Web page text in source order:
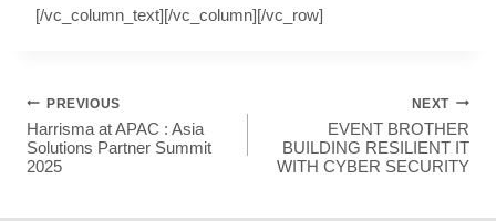
[/vc_column_text][/vc_column][/vc_row]
PREVIOUS
Harrisma at APAC : Asia
Solutions Partner Summit
2025
NEXT
EVENT BROTHER
BUILDING RESILIENT IT
WITH CYBER SECURITY